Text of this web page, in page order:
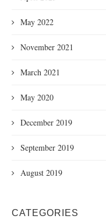
May 2022
November 2021
March 2021
May 2020
December 2019
September 2019
August 2019
CATEGORIES